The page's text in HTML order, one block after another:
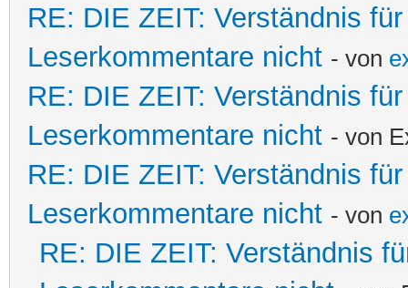
RE: DIE ZEIT: Verständnis
Leserkommentare nicht - von
RE: DIE ZEIT: Verständnis
Leserkommentare nicht - von
RE: DIE ZEIT: Verständnis
Leserkommentare nicht - von
RE: DIE ZEIT: Verständnis